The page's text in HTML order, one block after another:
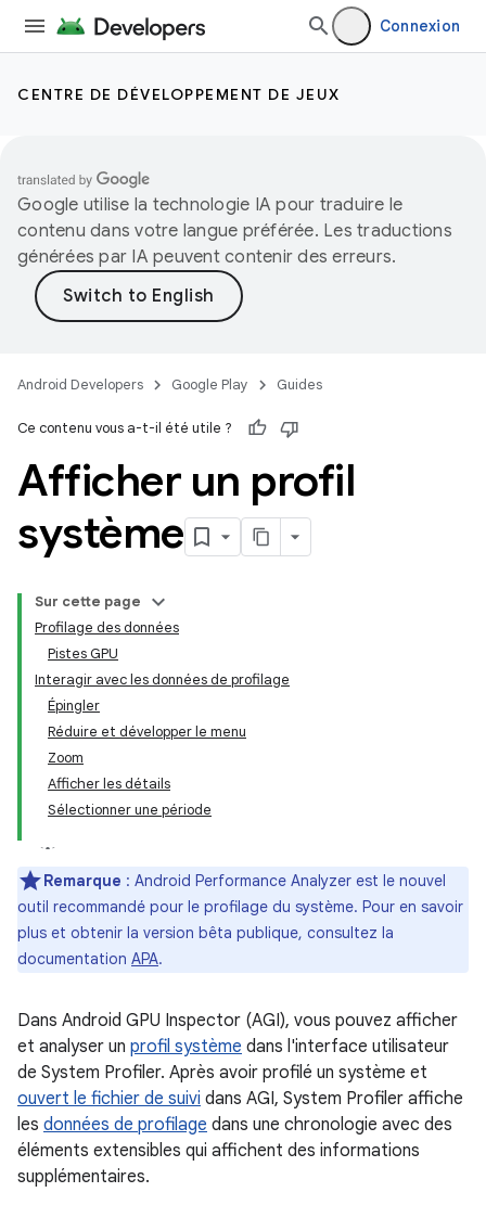
Connexion
CENTRE DE DÉVELOPPEMENT DE JEUX
Google utilise la technologie IA pour traduire le
contenu dans votre langue préférée. Les traductions
générées par IA peuvent contenir des erreurs.
Android Developers Google Play Guides
Ce contenu vous a-t-il été utile ?
Afficher un profil
système
Sur cette page
Profilage des données
Pistes GPU
Interagir avec les données de profilage
Épingler
Réduire et développer le menu
Zoom
Afficher les détails
Sélectionner une période
Remarque : Android Performance Analyzer est le nouvel
outil recommandé pour le profilage du système. Pour en savoir
plus et obtenir la version bêta publique, consultez la
documentation APA.
Dans Android GPU Inspector (AGI), vous pouvez afficher
et analyser un profil système dans l'interface utilisateur
de System Profiler. Après avoir profilé un système et
ouvert le fichier de suivi dans AGI, System Profiler affiche
les données de profilage dans une chronologie avec des
éléments extensibles qui affichent des informations
supplémentaires.